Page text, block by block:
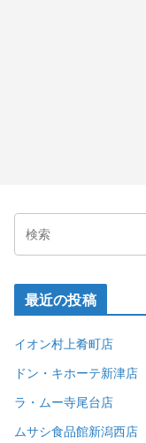
最近の投稿
イオン村上肴町店
ドン・キホーテ新津店
ラ・ムー寺尾台店
ムサシ食品館新潟西店